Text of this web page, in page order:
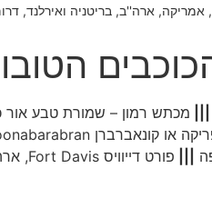
, אמריקה, ארה''ב, בריטניה ואירלנד,
מכתש רמון – שמורת טבע אור